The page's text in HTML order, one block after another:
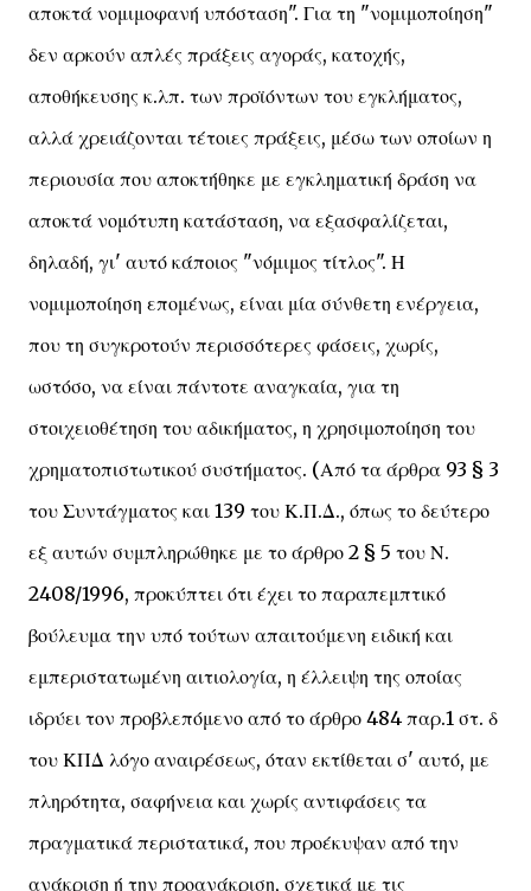
αποκτά νομιμοφανή υπόσταση". Για τη "νομιμοποίηση"
δεν αρκούν απλές πράξεις αγοράς, κατοχής,
αποθήκευσης κ.λπ. των προϊόντων του εγκλήματος,
αλλά χρειάζονται τέτοιες πράξεις, μέσω των οποίων η
περιουσία που αποκτήθηκε με εγκληματική δράση να
αποκτά νομότυπη κατάσταση, να εξασφαλίζεται,
δηλαδή, γι' αυτό κάποιος "νόμιμος τίτλος". Η
νομιμοποίηση επομένως, είναι μία σύνθετη ενέργεια,
που τη συγκροτούν περισσότερες φάσεις, χωρίς,
ωστόσο, να είναι πάντοτε αναγκαία, για τη
στοιχειοθέτηση του αδικήματος, η χρησιμοποίηση του
χρηματοπιστωτικού συστήματος. (Από τα άρθρα 93 § 3
του Συντάγματος και 139 του Κ.Π.Δ., όπως το δεύτερο
εξ αυτών συμπληρώθηκε με το άρθρο 2 § 5 του Ν.
2408/1996, προκύπτει ότι έχει το παραπεμπτικό
βούλευμα την υπό τούτων απαιτούμενη ειδική και
εμπεριστατωμένη αιτιολογία, η έλλειψη της οποίας
ιδρύει τον προβλεπόμενο από το άρθρο 484 παρ.1 στ. δ
του ΚΠΔ λόγο αναιρέσεως, όταν εκτίθεται σ' αυτό, με
πληρότητα, σαφήνεια και χωρίς αντιφάσεις τα
πραγματικά περιστατικά, που προέκυψαν από την
ανάκριση ή την προανάκριση, σχετικά με τις